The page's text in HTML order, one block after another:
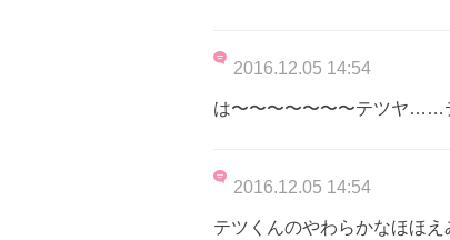
2016.12.05 14:54
は〜〜〜〜〜〜〜テツヤ……
2016.12.05 14:54
テツくんのやわらかなほほ